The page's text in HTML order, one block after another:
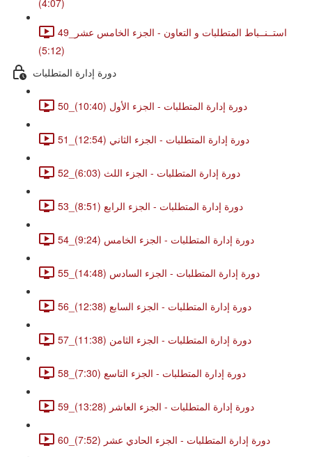
(4:07)
49_استــنــباط المتطلبات و التعاون - الجزء الخامس عشر
(5:12)
دورة إدارة المتطلبات
50_دورة إدارة المتطلبات - الجزء الأول (10:40)
51_دورة إدارة المتطلبات - الجزء الثاني (12:54)
52_دورة إدارة المتطلبات - الجزء اللث (6:03)
53_دورة إدارة المتطلبات - الجزء الرابع (8:51)
54_دورة إدارة المتطلبات - الجزء الخامس (9:24)
55_دورة إدارة المتطلبات - الجزء السادس (14:48)
56_دورة إدارة المتطلبات - الجزء السابع (12:38)
57_دورة إدارة المتطلبات - الجزء الثامن (11:38)
58_دورة إدارة المتطلبات - الجزء التاسع (7:30)
59_دورة إدارة المتطلبات - الجزء العاشر (13:28)
60_دورة إدارة المتطلبات - الجزء الحادي عشر (7:52)